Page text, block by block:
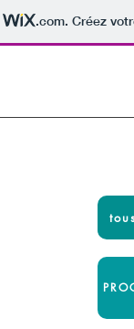
.com. Créez